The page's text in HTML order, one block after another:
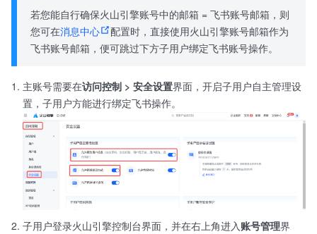
若您能自行确保火山引擎账号中的邮箱 = 飞书账号邮箱，则
您可在消息中心
配置时，直接使用火山引擎账号邮箱作为
飞书账号邮箱，便可跳过下方子用户绑定飞书账号操作。
主账号需要在访问控制 > 安全设置界面，开启子用户自主管理设
置，子用户方能进行绑定飞书操作。
子用户登录火山引擎控制台界面，并在右上角进入账号管理界